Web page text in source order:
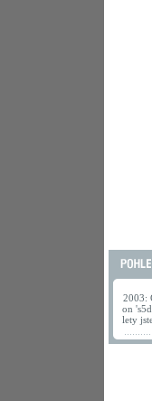
2003:
on
lety